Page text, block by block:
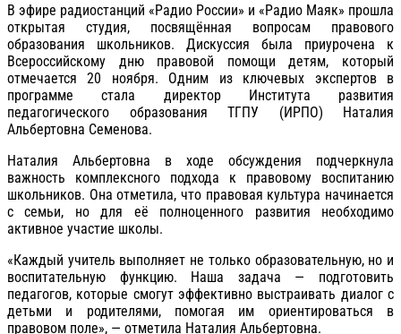
В эфире радиостанций «Радио России» и «Радио Маяк» прошла
открытая студия, посвящённая вопросам правового
образования школьников. Дискуссия была приурочена к
Всероссийскому дню правовой помощи детям, который
отмечается 20 ноября. Одним из ключевых экспертов в
программе стала директор Института развития
педагогического образования ТГПУ (ИРПО) Наталия
Альбертовна Семенова.
Наталия Альбертовна в ходе обсуждения подчеркнула
важность комплексного подхода к правовому воспитанию
школьников. Она отметила, что правовая культура начинается
с семьи, но для её полноценного развития необходимо
активное участие школы.
«Каждый учитель выполняет не только образовательную, но и
воспитательную функцию. Наша задача — подготовить
педагогов, которые смогут эффективно выстраивать диалог с
детьми и родителями, помогая им ориентироваться в
правовом поле», — отметила Наталия Альбертовна.